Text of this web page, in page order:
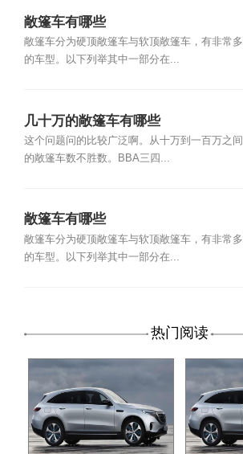
敞篷车有哪些
敞篷车分为硬顶敞篷车与软顶敞篷车，有非常多
的车型。以下列举其中一部分在...
几十万的敞篷车有哪些
这个问题问的比较广泛啊。从十万到一百万之间
的敞篷车数不胜数。BBA三四...
敞篷车有哪些
敞篷车分为硬顶敞篷车与软顶敞篷车，有非常多
的车型。以下列举其中一部分在...
热门阅读